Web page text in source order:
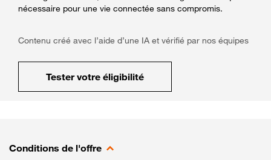
nécessaire pour une vie connectée sans compromis.
Contenu créé avec l’aide d’une IA et vérifié par nos équipes
Tester votre éligibilité
Conditions de l'offre